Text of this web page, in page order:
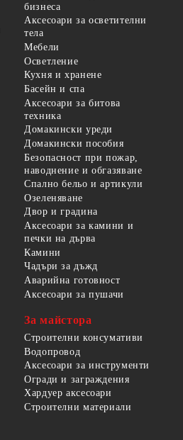
бизнеса
Аксесоари за осветителни
тела
Мебели
Осветление
Кухня и хранене
Басейн и спа
Аксесоари за битова
техника
Домакински уреди
Домакински пособия
Безопасност при пожар,
наводнение и обгазяване
Спално бельо и артикули
Озеленяване
Двор и градина
Аксесоари за камини и
печки на дърва
Камини
Чадъри за дъжд
Аварийна готовност
Аксесоари за пушачи
За майстора
Строителни консумативи
Водопровод
Аксесоари за инструменти
Огради и заграждения
Хардуер аксесоари
Строителни материали